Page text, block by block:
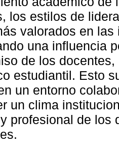
los estilos de
valorados en
una influencia
de los
estudiantil. Esto
un entorno
un clima
profesional de los